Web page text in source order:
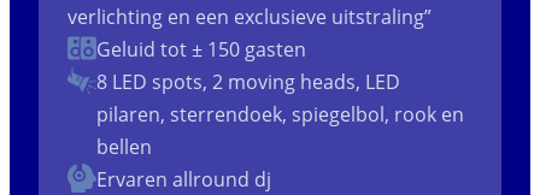
verlichting en een exclusieve uitstraling”
Geluid tot ± 150 gasten
8 LED spots, 2 moving heads, LED
pilaren, sterrendoek, spiegelbol, rook en
bellen
Ervaren allround dj